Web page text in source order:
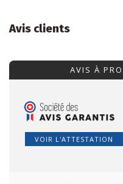
Avis clients
AVIS À
VOIR L'ATTESTATION